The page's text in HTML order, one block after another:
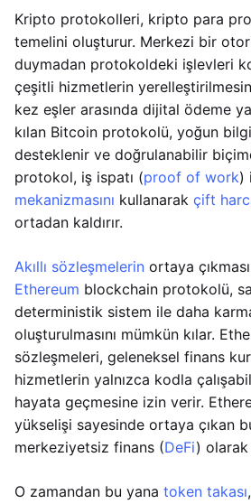
Kripto protokolleri, kripto para
temelini oluşturur. Merkezi bir
duymadan protokoldeki işlevleri
çeşitli hizmetlerin
kez eşler arasında dijital ödeme
kılan Bitcoin protokolü, yoğun
desteklenir ve doğrulanabilir
protokol, iş ispatı (proof of work)
mekanizmasını kullanarak çift
ortadan kaldırır.
Akıllı sözleşmelerin ortaya
Ethereum blockchain protokolü,
deterministik sistem ile daha
oluşturulmasını mümkün kılar.
sözleşmeleri, geleneksel finans
hizmetlerin yalnızca kodla
hayata geçmesine izin verir.
yükselişi sayesinde ortaya çıkan
merkeziyetsiz finans (DeFi) olarak
O zamandan bu yana token takası,